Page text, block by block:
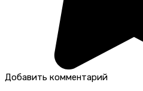
Добавить комментарий